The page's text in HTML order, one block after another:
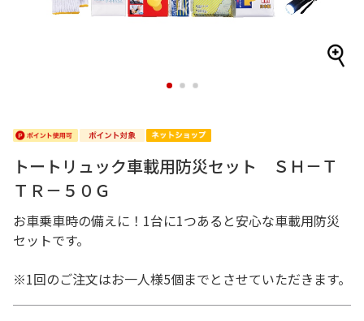
1 2 3
トートリュック車載用防災セット ＳＨ－Ｔ
ＴＲ－５０Ｇ
お車乗車時の備えに！1台に1つあると安心な車載用防災
セットです。
※1回のご注文はお一人様5個までとさせていただきます。